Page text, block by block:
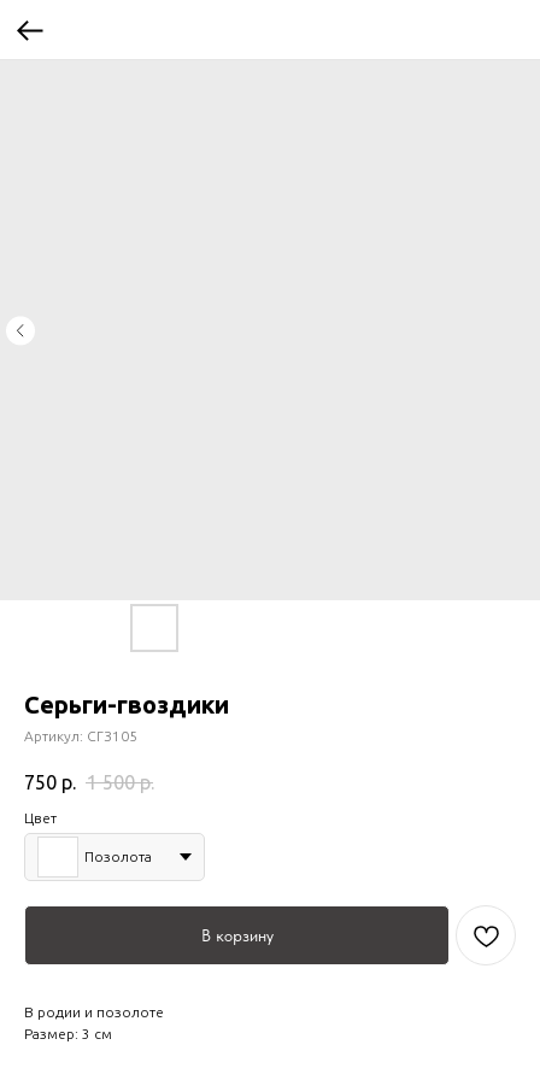
Серьги-гвоздики
Артикул: СГЗ105
750 р. 1 500 р.
Цвет
Позолота
В корзину
В родии и позолоте
Размер: 3 см